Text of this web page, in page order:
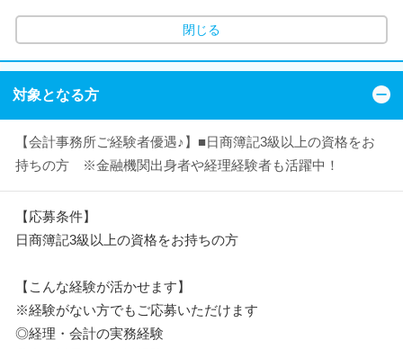
閉じる
対象となる方
【会計事務所ご経験者優遇♪】■日商簿記3級以上の資格をお
持ちの方 ※金融機関出身者や経理経験者も活躍中！
【応募条件】
日商簿記3級以上の資格をお持ちの方
【こんな経験が活かせます】
※経験がない方でもご応募いただけます
◎経理・会計の実務経験